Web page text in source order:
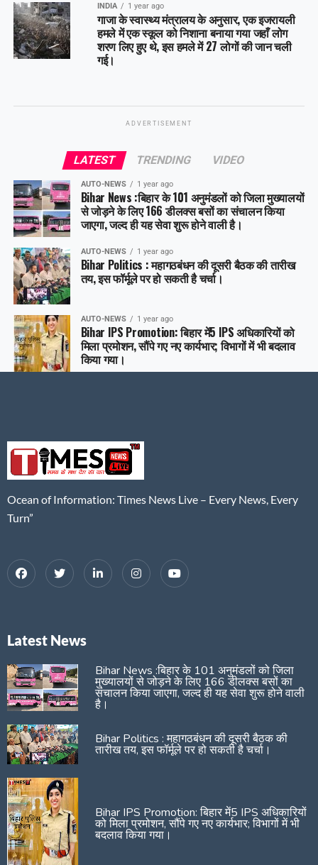
INDIA 1 year ago
गाजा के स्वास्थ्य मंत्रालय के अनुसार, एक इजरायली
हमले में एक स्कूल को निशाना बनाया गया जहाँ लोग
शरण लिए हुए थे, इस हमले में 27 लोगों की जान चली
गई।
ADVERTISEMENT
LATEST TRENDING VIDEO
AUTO-NEWS 1 year ago
Bihar News :बिहार के 101 अनुमंडलों को जिला मुख्यालयों
से जोड़ने के लिए 166 डीलक्स बसों का संचालन किया
जाएगा, जल्द ही यह सेवा शुरू होने वाली है।
AUTO-NEWS 1 year ago
Bihar Politics : महागठबंधन की दूसरी बैठक की तारीख
तय, इस फॉर्मूले पर हो सकती है चर्चा।
AUTO-NEWS 1 year ago
Bihar IPS Promotion: बिहार में5 IPS अधिकारियों को
मिला प्रमोशन, सौंपे गए नए कार्यभार; विभागों में भी बदलाव
किया गया।
Ocean of Information: Times News Live – Every News, Every
Turn”
Latest News
Bihar News :बिहार के 101 अनुमंडलों को जिला
मुख्यालयों से जोड़ने के लिए 166 डीलक्स बसों का
संचालन किया जाएगा, जल्द ही यह सेवा शुरू होने वाली
है।
Bihar Politics : महागठबंधन की दूसरी बैठक की
तारीख तय, इस फॉर्मूले पर हो सकती है चर्चा।
Bihar IPS Promotion: बिहार में5 IPS अधिकारियों
को मिला प्रमोशन, सौंपे गए नए कार्यभार; विभागों में भी
बदलाव किया गया।